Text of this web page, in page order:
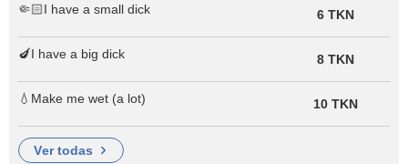
🤏🏻I have a small dick 6 TKN
🍆I have a big dick 8 TKN
💧Make me wet (a lot) 10 TKN
ver todas